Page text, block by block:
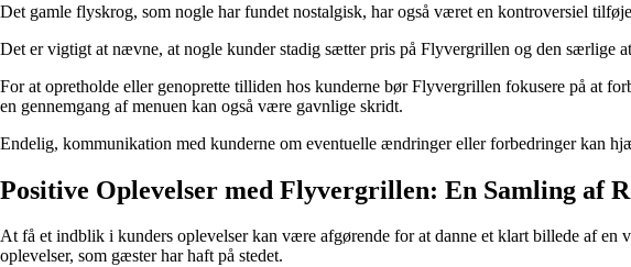
Det gamle flyskrog, som nogle har fundet nostalgisk, har også været en kontroversiel
Det er vigtigt at nævne, at nogle kunder stadig sætter pris på Flyvergrillen og den særlige
For at opretholde eller genoprette tilliden hos kunderne bør Flyvergrillen fokusere på at
en gennemgang af menuen kan også være gavnlige skridt.
Endelig, kommunikation med kunderne om eventuelle ændringer eller forbedringer kan
Positive Oplevelser med Flyvergrillen: En Samling af
At få et indblik i kunders oplevelser kan være afgørende for at danne et klart billede af
oplevelser, som gæster har haft på stedet.